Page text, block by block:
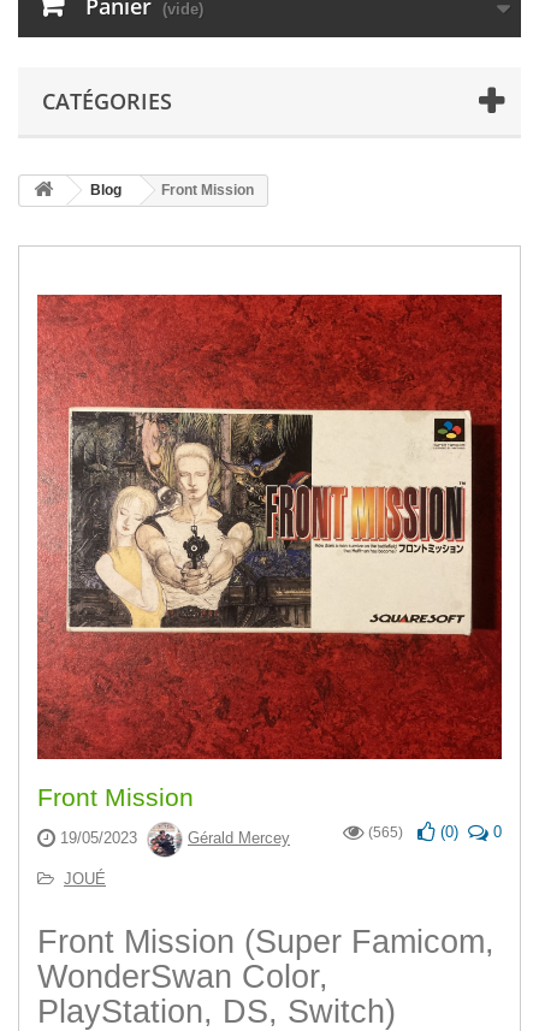
Panier (vide)
CATÉGORIES
Blog Front Mission
Front Mission
19/05/2023 Gérald Mercey (565) (0) 0
JOUÉ
Front Mission (Super Famicom,
WonderSwan Color,
PlayStation, DS, Switch)